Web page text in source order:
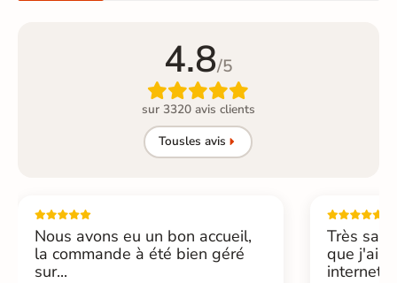
4.8/5

sur 3320 avis clients
Tousles avis
Nous avons eu un bon accueil,
la commande à été bien géré
sur...
Très
que j'ai
internet....